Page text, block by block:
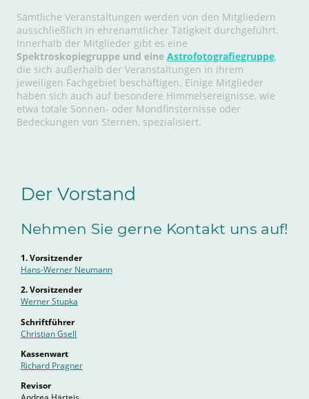
Sämtliche Veranstaltungen werden von den Mitgliedern
ausschließlich in ehrenamtlicher Tätigkeit durchgeführt.
Innerhalb der Mitglieder gibt es eine
Spektroskopiegruppe und eine Astrofotografiegruppe,
die sich außerhalb der Veranstaltungen in ihrem
jeweiligen Fachgebiet beschäftigen. Einige Mitglieder
haben sich auch auf besondere Himmelsereignisse, wie
etwa totale Sonnen- oder Mondfinsternisse oder
Bedeckungen von Sternen, spezialisiert.
Der Vorstand
Nehmen Sie gerne Kontakt uns auf!
1. Vorsitzender
Hans-Werner Neumann
2. Vorsitzender
Werner Stupka
Schriftführer
Christian Gsell
Kassenwart
Richard Pragner
Revisor